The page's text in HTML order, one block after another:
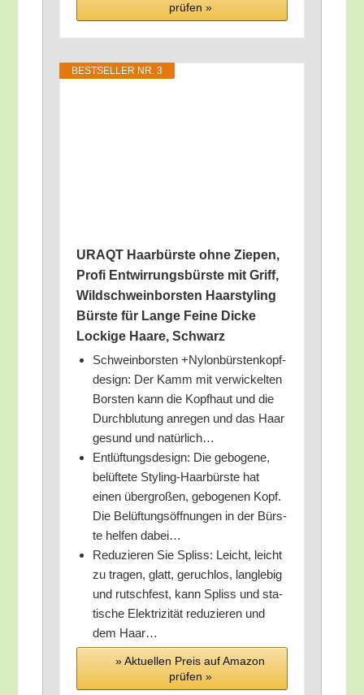
prü­fen »
BEST­SEL­LER NR. 3
URAQT Haar­bürs­te ohne Zie­pen,
Pro­fi Ent­wir­rungs­bürs­te mit Griff,
Wild­schwein­bors­ten Haar­sty­ling
Bürs­te für Lan­ge Fei­ne Dicke
Locki­ge Haa­re, Schwarz
Schwein­bors­ten +Nylon­bürs­ten­kopf­
de­sign: Der Kamm mit ver­wi­ckel­ten
Bors­ten kann die Kopf­haut und die
Durch­blu­tung anre­gen und das Haar
gesund und natürlich…
Ent­lüf­tungs­de­sign: Die gebo­ge­ne,
belüf­te­te Sty­ling-Haar­bürs­te hat
einen über­gro­ßen, gebo­ge­nen Kopf.
Die Belüf­tungs­öff­nun­gen in der Bürs­
te hel­fen dabei…
Redu­zie­ren Sie Spliss: Leicht, leicht
zu tra­gen, glatt, geruch­los, lang­le­big
und rutsch­fest, kann Spliss und sta­
ti­sche Elek­tri­zi­tät redu­zie­ren und
dem Haar…
» Aktu­el­len Preis auf Ama­zon
prü­fen »